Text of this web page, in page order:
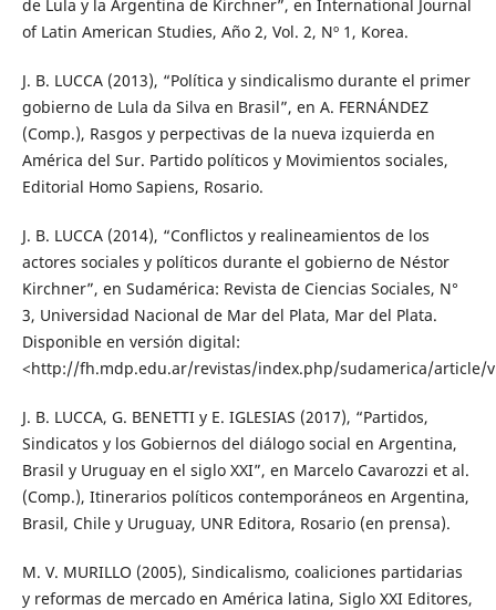
de Lula y la Argentina de Kirchner”, en International Journal
of Latin American Studies, Año 2, Vol. 2, Nº 1, Korea.
J. B. LUCCA (2013), “Política y sindicalismo durante el primer
gobierno de Lula da Silva en Brasil”, en A. FERNÁNDEZ
(Comp.), Rasgos y perpectivas de la nueva izquierda en
América del Sur. Partido políticos y Movimientos sociales,
Editorial Homo Sapiens, Rosario.
J. B. LUCCA (2014), “Conflictos y realineamientos de los
actores sociales y políticos durante el gobierno de Néstor
Kirchner”, en Sudamérica: Revista de Ciencias Sociales, N°
3, Universidad Nacional de Mar del Plata, Mar del Plata.
Disponible en versión digital:
<http://fh.mdp.edu.ar/revistas/index.php/sudamerica/article/
J. B. LUCCA, G. BENETTI y E. IGLESIAS (2017), “Partidos,
Sindicatos y los Gobiernos del diálogo social en Argentina,
Brasil y Uruguay en el siglo XXI”, en Marcelo Cavarozzi et al.
(Comp.), Itinerarios políticos contemporáneos en Argentina,
Brasil, Chile y Uruguay, UNR Editora, Rosario (en prensa).
M. V. MURILLO (2005), Sindicalismo, coaliciones partidarias
y reformas de mercado en América latina, Siglo XXI Editores,